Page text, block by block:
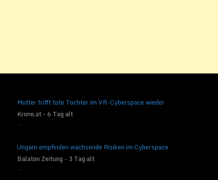
Mutter trifft tote Tochter im VR-Cyberspace wieder
Krone.at - 6 Tag alt
...
Ungarn empfinden wachsende Risiken im Cyberspace
Balaton Zeitung - 3 Tag alt
...